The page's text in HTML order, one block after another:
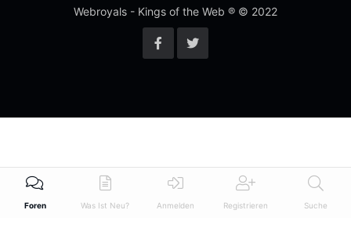
S
-
Webroyals - Kings of the Web ® © 2022
Foren Was Ist Neu? Anmelden Registrieren Suche